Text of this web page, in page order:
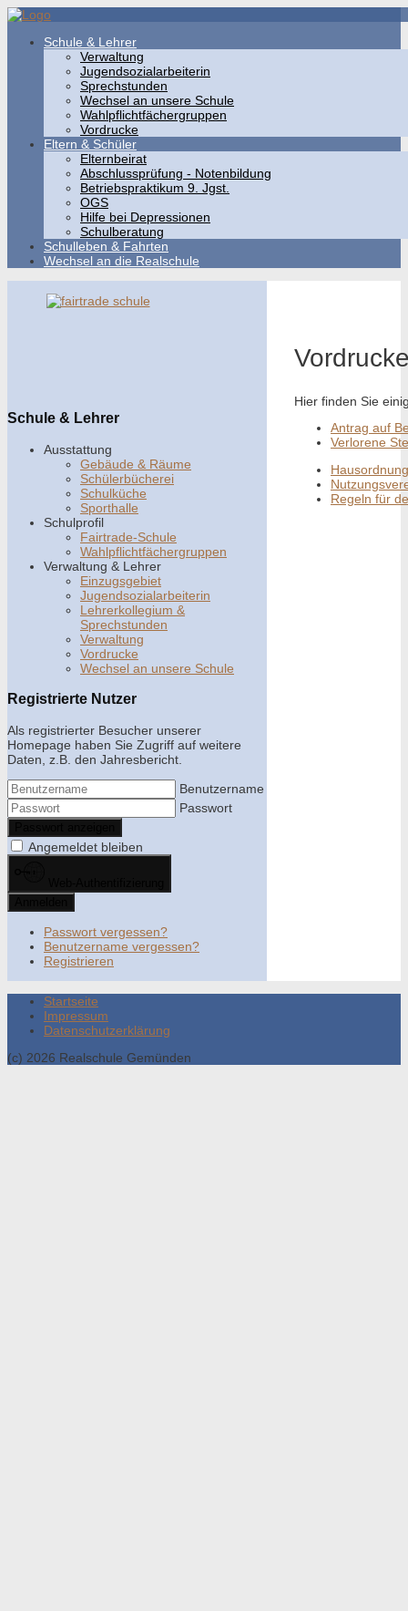
Schule & Lehrer
Verwaltung
Jugendsozialarbeiterin
Sprechstunden
Wechsel an unsere Schule
Wahlpflichtfächergruppen
Vordrucke
Eltern & Schüler
Elternbeirat
Abschlussprüfung - Notenbildung
Betriebspraktikum 9. Jgst.
OGS
Hilfe bei Depressionen
Schulberatung
Schulleben & Fahrten
Wechsel an die Realschule
Schule & Lehrer
Ausstattung
Gebäude & Räume
Schülerbücherei
Schulküche
Sporthalle
Schulprofil
Fairtrade-Schule
Wahlpflichtfächergruppen
Verwaltung & Lehrer
Einzugsgebiet
Jugendsozialarbeiterin
Lehrerkollegium &
Sprechstunden
Verwaltung
Vordrucke
Wechsel an unsere Schule
Registrierte Nutzer
Als registrierter Besucher unserer
Homepage haben Sie Zugriff auf weitere
Daten, z.B. den Jahresbericht.
Benutzername
Passwort
Angemeldet bleiben
Passwort vergessen?
Benutzername vergessen?
Registrieren
Hier finden Sie
Antrag auf
Verlorene
Hausordnung
Regeln für
Startseite
Impressum
Datenschutzerklärung
(c) 2026 Realschule Gemünden